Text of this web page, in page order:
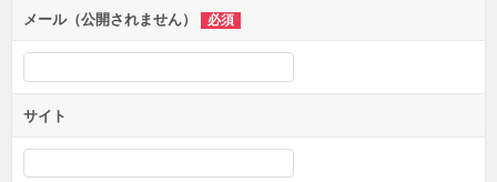
メール（公開されません） 必須
サイト